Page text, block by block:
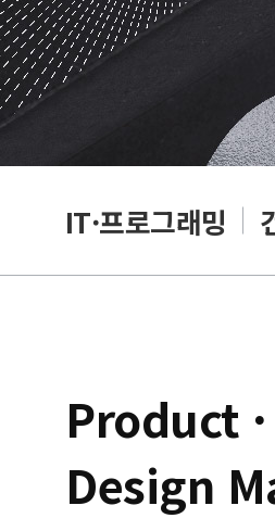
IT·프로그래밍
Product ·
Design